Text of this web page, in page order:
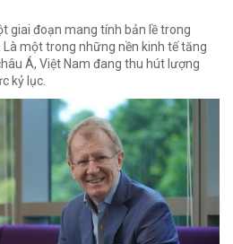
giai đoạn mang tính bản lề trong
một trong những nền kinh tế tăng
Á, Việt Nam đang thu hút lượng
kỷ lục.